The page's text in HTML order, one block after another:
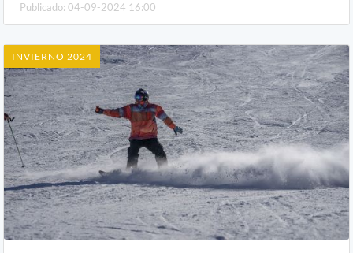
Publicado: 04-09-2024 16:00
INVIERNO 2024